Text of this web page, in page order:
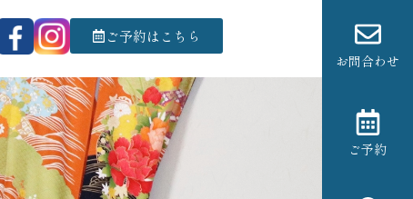
ご予約はこちら
お問合わせ
ご予約